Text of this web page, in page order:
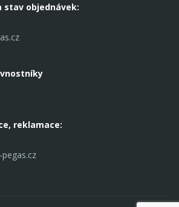
stav objednávek:
reklamace: